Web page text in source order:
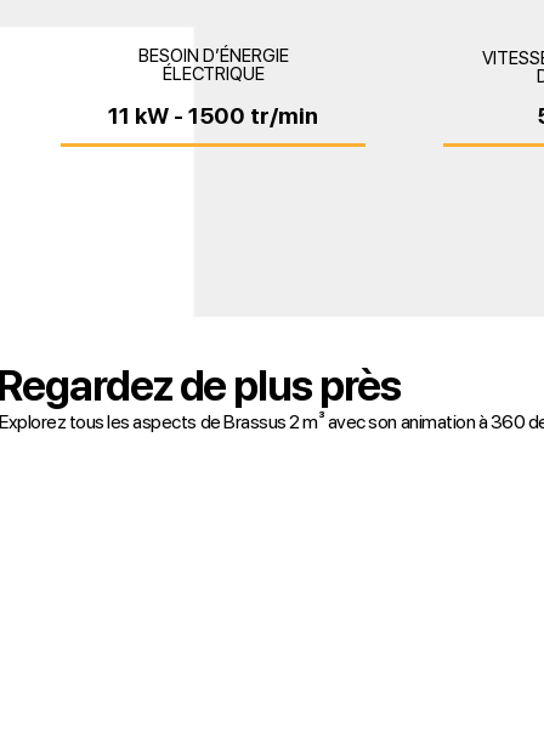
11 kW - 1500 tr/min
BESOIN D’ÉNERGIE
ÉLECTRIQUE
de plus près
Explorez tous les aspects de Brassus 2 m³ avec son animation à 360